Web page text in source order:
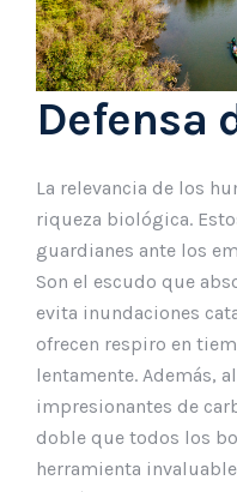
Defensa
La relevancia de los
riqueza biológica.
guardianes ante los
Son el escudo que
evita inundaciones
ofrecen respiro en
lentamente. Además,
impresionantes de
doble que todos los
herramienta